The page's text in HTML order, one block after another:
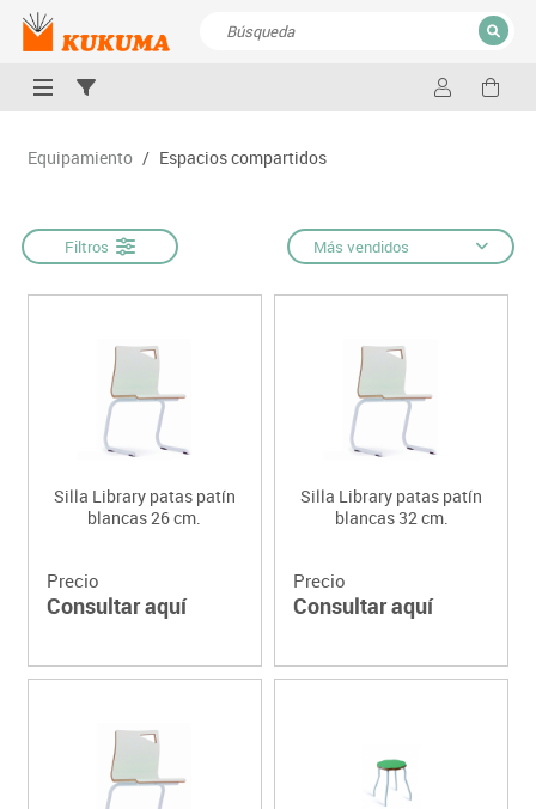
CERRAR
Equipamiento / Espacios compartidos
Filtros Más vendidos
Silla Library patas patín
blancas 26 cm.
Precio
Consultar aquí
Silla Library patas patín
blancas 32 cm.
Precio
Consultar aquí